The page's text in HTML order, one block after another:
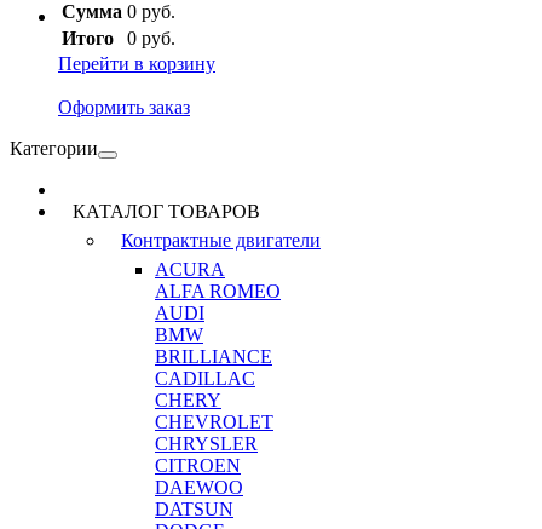
Сумма 0 руб.
Итого
0 руб.
Перейти в корзину
Оформить заказ
Категории
КАТАЛОГ ТОВАРОВ
Контрактные двигатели
ACURA
ALFA ROMEO
AUDI
BMW
BRILLIANCE
CADILLAC
CHERY
CHEVROLET
CHRYSLER
CITROEN
DAEWOO
DATSUN